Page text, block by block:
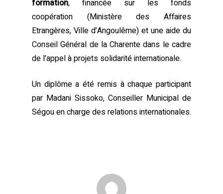
formation, financée sur les fonds
coopération (Ministère des Affaires
Etrangères, Ville d’Angoulême) et une aide du
Conseil Général de la Charente dans le cadre
de l’appel à projets solidarité internationale.
Un diplôme a été remis à chaque participant
par Madani Sissoko, Conseiller Municipal de
Ségou en charge des relations internationales.